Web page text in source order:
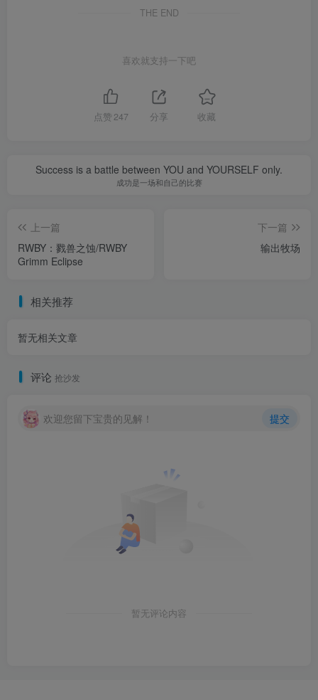
THE END
喜欢就支持一下吧
点赞 247 分享 收藏
Success is a battle between YOU and YOURSELF only.
成功是一场和自己的比赛
上一篇
RWBY：戮兽之蚀/RWBY
Grimm Eclipse
下一篇
输出牧场
相关推荐
暂无相关文章
评论 抢沙发
欢迎您留下宝贵的见解！ 提交
暂无评论内容